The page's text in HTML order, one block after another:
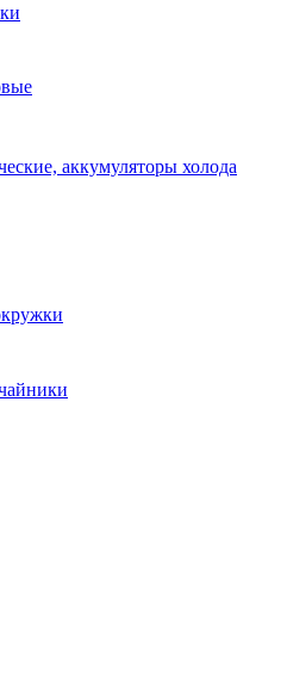
аккумуляторы холода